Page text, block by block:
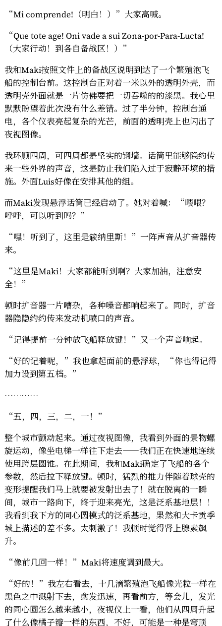
“Mi comprende!（明白！）”大家高喊。
“Que tote age! Oni vade a sui Zona-por-Para-Lucta!
（大家行动！到各自备战区！）”
我和Maki按照文件上的备战区说明到达了一个繁殖泡飞
船的控制台前。这控制台正对着一米以外的透明外壳，而
透明壳外面就是一片仿佛要把一切吞噬的的漆黑。我心里
默默盼望着此次没有什么差错。过了半分钟，控制台通
电，各个仪表亮起复杂的光芒，前面的透明壳上也闪出了
夜视图像。
我环顾四周，可四周都是坚实的钢墙。话筒里能够隐约传
来一些外界的声音，这是防止我们陷入过于寂静环境的措
施。外面Luis好像在安排其他的组。
而Maki发现悬浮话筒已经启动了。她对着喊：“喂喂？
呼呼，可以听到吗？”
“嘿！听到了，这里是篍纳里斯！”一阵声音从扩音器传
来。
“这里是Maki！大家都能听到啊？大家加油，注意安
全！”
顿时扩音器一片嘈杂，各种嗓音都响起来了。同时，扩音
器隐隐约约传来发动机喷口的声音。
“记得提前一分钟放飞船释放键！”又一个声音响起。
“好的记着呢，”我也拿起面前的悬浮球，“你也得记得
加力设到第五档。”
…………
“五，四，三，二，一！”
整个城市颤动起来。通过夜视图像，我看到外面的景物螺
旋运动，像坐电梯一样往下走去——我们正在快速地连续
使用跨层圆锥。在此期间，我和Maki确定了飞船的各个
参数，然后拉下释放键。顿时，猛烈的推力伴随着球壳的
变形提醒我们马上就要被发射出去了！就在脱离的一瞬
间，城市一路向下，终于迎来亮光，这是泛系基地层！！
我看到我下方的同心圆模式的泛系基地，果然和大卡贡季
城上描述的差不多。太刺激了！我顿时觉得肾上腺素飙
升。
“像前几回一样！”Maki将速度调到最大。
“好的！”我左右看去，十几滴繁殖泡飞船像光粒一样在
黑色之中溅射下去，愈发迅速，再看前方，等会儿，发光
的同心圆怎么越来越小，夜视仪上一看，他们从四周升起
了什么像橘子瓣一样的东西，不好，可能是一种是穹顶